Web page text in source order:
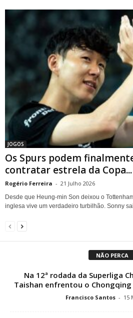
JOGOS
Os Spurs podem
contratar estrela da Copa...
Rogério Ferreira - 21 Julho 2026
Desde que Heung-min Son deixou o
inglesa vive um verdadeiro turbilhão. Sonny
NÃO PERCA
Na 12ª rodada da Superliga
Taishan enfrentou o
Francisco Santos - 15